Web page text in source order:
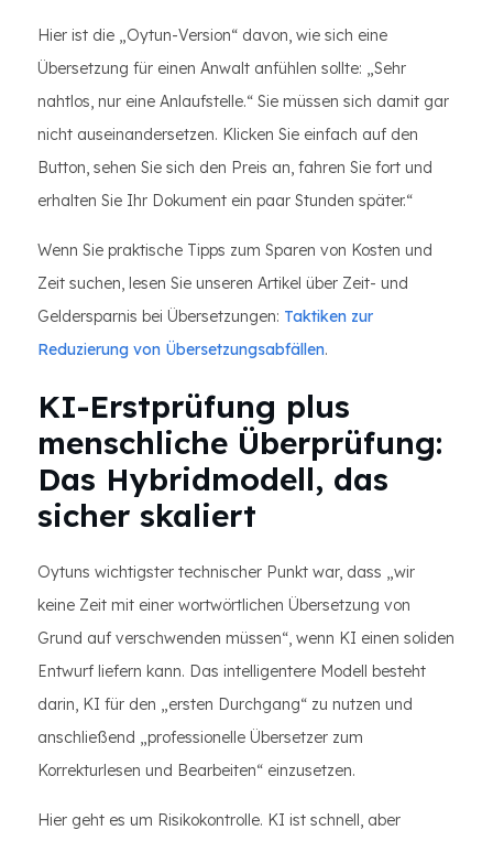
Hier ist die „Oytun-Version“ davon, wie sich eine
Übersetzung für einen Anwalt anfühlen sollte: „Sehr
nahtlos, nur eine Anlaufstelle.“ Sie müssen sich damit gar
nicht auseinandersetzen. Klicken Sie einfach auf den
Button, sehen Sie sich den Preis an, fahren Sie fort und
erhalten Sie Ihr Dokument ein paar Stunden später.“
Wenn Sie praktische Tipps zum Sparen von Kosten und
Zeit suchen, lesen Sie unseren Artikel über Zeit- und
Geldersparnis bei Übersetzungen: Taktiken zur
Reduzierung von Übersetzungsabfällen.
KI-Erstprüfung plus
menschliche Überprüfung:
Das Hybridmodell, das
sicher skaliert
Oytuns wichtigster technischer Punkt war, dass „wir
keine Zeit mit einer wortwörtlichen Übersetzung von
Grund auf verschwenden müssen“, wenn KI einen soliden
Entwurf liefern kann. Das intelligentere Modell besteht
darin, KI für den „ersten Durchgang“ zu nutzen und
anschließend „professionelle Übersetzer zum
Korrekturlesen und Bearbeiten“ einzusetzen.
Hier geht es um Risikokontrolle. KI ist schnell, aber